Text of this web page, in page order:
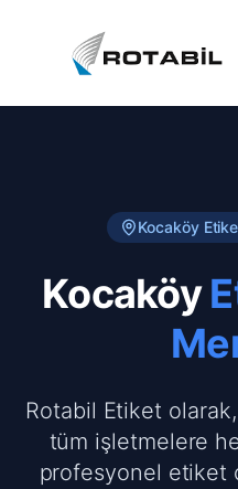
Kocaköy
Kocaköy
Rotabil Etiket
tüm işletmelere
profesyonel etiket